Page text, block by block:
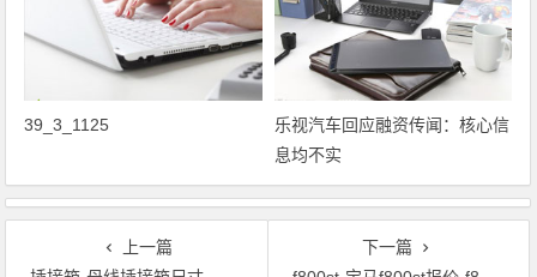
39_3_1125
乐视汽车回应融资传闻：核心信
息均不实
上一篇
下一篇